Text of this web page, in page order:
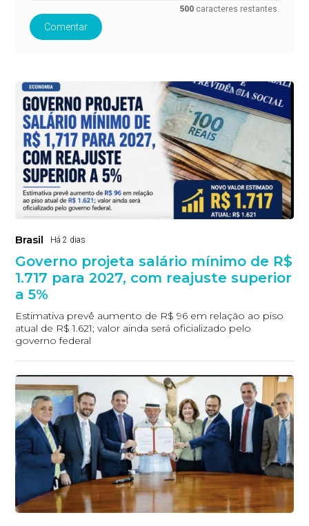
500 caracteres restantes.
Comentar
Brasil Há 2 dias
Governo projeta salário mínimo de R$
1.717 para 2027, com reajuste superior
a 5%
Estimativa prevê aumento de R$ 96 em relação ao piso
atual de R$ 1.621; valor ainda será oficializado pelo
governo federal